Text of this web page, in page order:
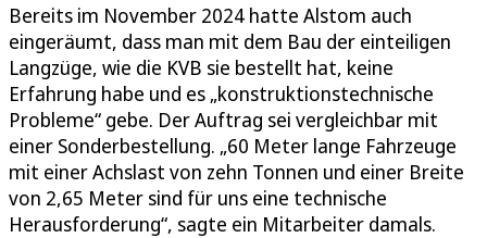
Bereits im November 2024 hatte Alstom auch
eingeräumt, dass man mit dem Bau der einteiligen
Langzüge, wie die KVB sie bestellt hat, keine
Erfahrung habe und es „konstruktionstechnische
Probleme“ gebe. Der Auftrag sei vergleichbar mit
einer Sonderbestellung. „60 Meter lange Fahrzeuge
mit einer Achslast von zehn Tonnen und einer Breite
von 2,65 Meter sind für uns eine technische
Herausforderung“, sagte ein Mitarbeiter damals.